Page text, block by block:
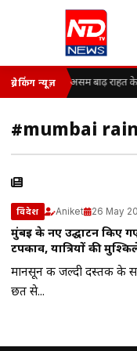
ब्रेकिंग न्यूज़ असम बाढ़ राहत के
#mumbai rain
विदेश Aniket 26 May
मुंबई के नए उद्घाटन किए
टपकाव, यात्रियों की
मानसून की जल्दी दस्तक के
छत से...